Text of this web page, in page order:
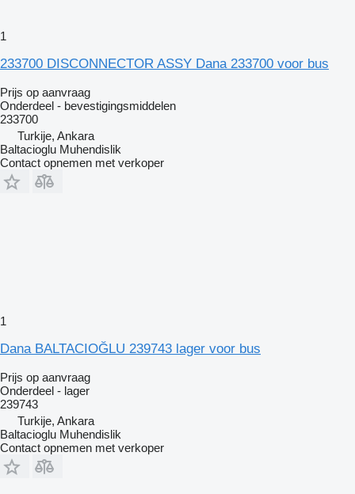
1
233700 DISCONNECTOR ASSY Dana 233700 voor bus
Prijs op aanvraag
Onderdeel - bevestigingsmiddelen
233700
Turkije, Ankara
Baltacioglu Muhendislik
Contact opnemen met verkoper
1
Dana BALTACIOĞLU 239743 lager voor bus
Prijs op aanvraag
Onderdeel - lager
239743
Turkije, Ankara
Baltacioglu Muhendislik
Contact opnemen met verkoper